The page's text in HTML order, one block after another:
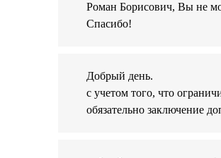
Роман Борисович, Вы не
Спасибо!
Добрый день.
с учетом того, что
обязательно заключение